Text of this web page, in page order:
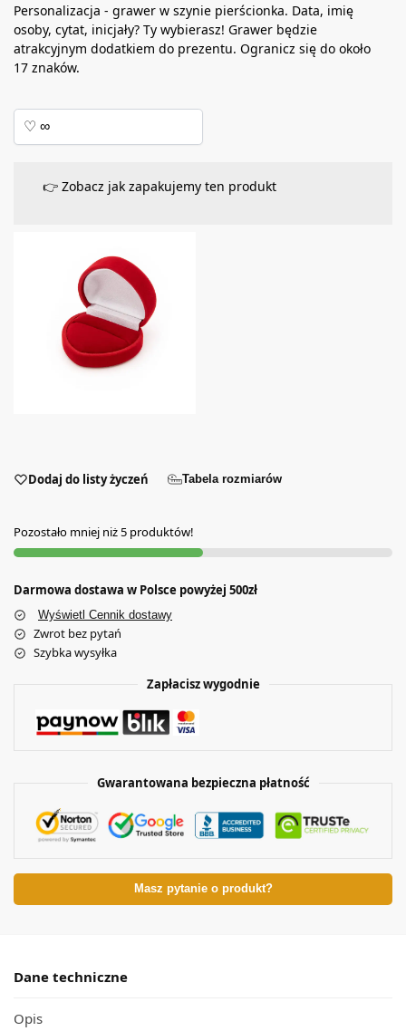
Personalizacja - grawer w szynie pierścionka. Data, imię
osoby, cytat, inicjały? Ty wybierasz! Grawer będzie
atrakcyjnym dodatkiem do prezentu. Ogranicz się do około
17 znaków.
👉 Zobacz jak zapakujemy ten produkt
Dodaj do listy życzeń Tabela rozmiarów
Pozostało mniej niż 5 produktów!
Darmowa dostawa w Polsce powyżej 500zł
Wyświetl Cennik dostawy
Zwrot bez pytań
Szybka wysyłka
Zapłacisz wygodnie
Gwarantowana bezpieczna płatność
Masz pytanie o produkt?
Dane techniczne
Opis